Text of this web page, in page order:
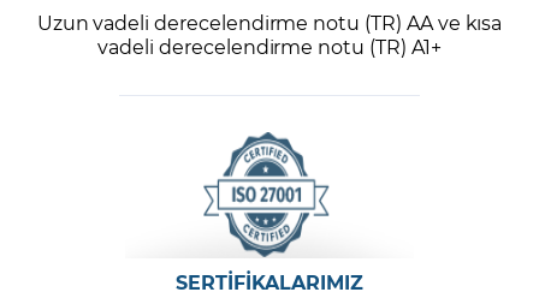
Uzun vadeli derecelendirme notu (TR) AA ve kısa
vadeli derecelendirme notu (TR) A1+
SERTİFİKALARIMIZ